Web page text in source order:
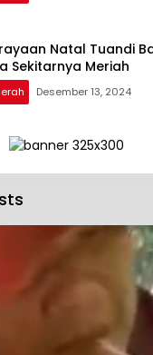
Natal Tuandi
Sekitarnya Meriah
Desember 13, 2024